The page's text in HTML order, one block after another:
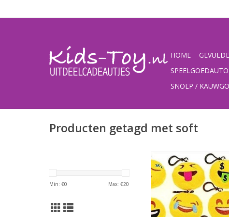
HOME
SNOEP /
Producten getagd met soft
Min: €0 Max: €20
Emoji soft toy met
TOEVOEGEN AAN